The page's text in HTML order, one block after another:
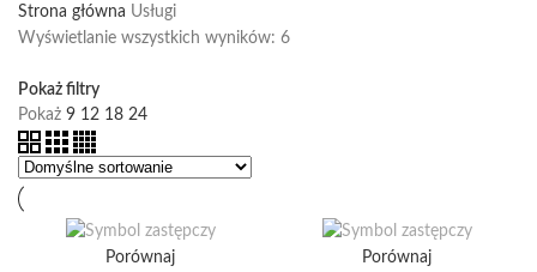
Strona główna Usługi
Wyświetlanie wszystkich wyników: 6
Pokaż filtry
Pokaż 9 12 18 24
Porównaj Porównaj